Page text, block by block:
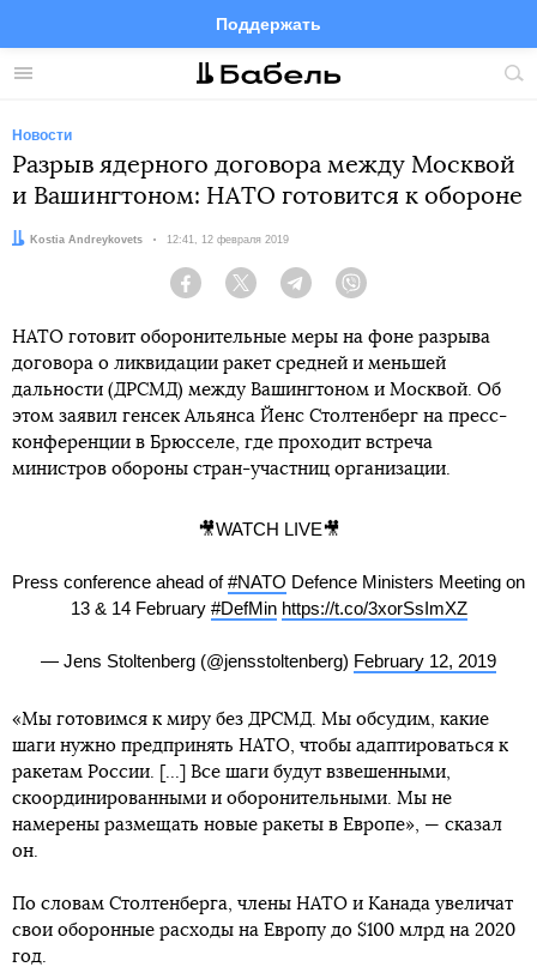
Меню
Поддержать
FacebookTelegramTwitter
Новости
Разрыв ядерного договора между Москвой
и Вашингтоном: НАТО готовится к обороне
Автор:Kostia Andreykovets Дата:
12:41, 12 февраля 2019
Facebook Twitter Telegram
НАТО готовит оборонительные меры на фоне разрыва
договора о ликвидации ракет средней и меньшей
дальности (ДРСМД) между Вашингтоном и Москвой. Об
этом заявил генсек Альянса Йенс Столтенберг на пресс-
конференции в Брюсселе, где проходит встреча
министров обороны стран-участниц организации.
🎥WATCH LIVE🎥
Press conference ahead of#NATO Defence Ministers Meeting on
13 & 14 February #DefMin https://t.co/3xorSsImXZ
— Jens Stoltenberg (@jensstoltenberg) February 12, 2019
«Мы готовимся к миру без ДРСМД. Мы обсудим, какие
шаги нужно предпринять НАТО, чтобы адаптироваться к
ракетам России. [...] Все шаги будут взвешенными,
скоординированными и оборонительными. Мы не
намерены размещать новые ракеты в Европе», — сказал
он.
По словам Столтенберга, члены НАТО и Канада увеличат
свои оборонные расходы на Европу до $100 млрд на 2020
год.